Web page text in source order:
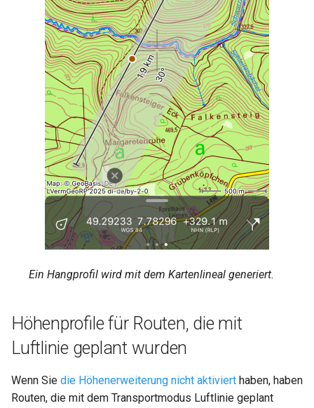
Ein Hangprofil wird mit dem Kartenlineal generiert.
Höhenprofile für Routen, die mit
Luftlinie geplant wurden
Wenn Sie die Höhenerweiterung nicht aktiviert haben, haben
Routen, die mit dem Transportmodus Luftlinie geplant